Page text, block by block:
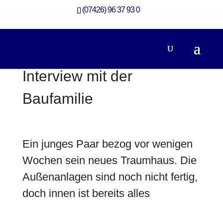
(07426) 96 37 93 0
Interview mit der
Baufamilie
Ein junges Paar bezog vor wenigen
Wochen sein neues Traumhaus. Die
Außenanlagen sind noch nicht fertig,
doch innen ist bereits alles